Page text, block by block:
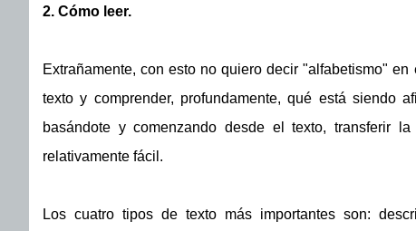
2. Cómo leer.
Extrañamente, con esto no quiero decir "alfabetismo"
texto y comprender, profundamente, qué está siendo
basándote y comenzando desde el texto, transferir
relativamente fácil.
Los cuatro tipos de texto más importantes son: